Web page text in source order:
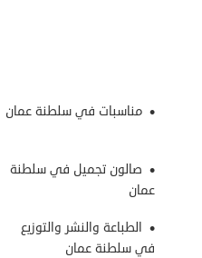
مناسبات في سلطنة عمان
صالون تجميل في سلطنة
عمان
الطباعة والنشر والتوزيع
في سلطنة عمان